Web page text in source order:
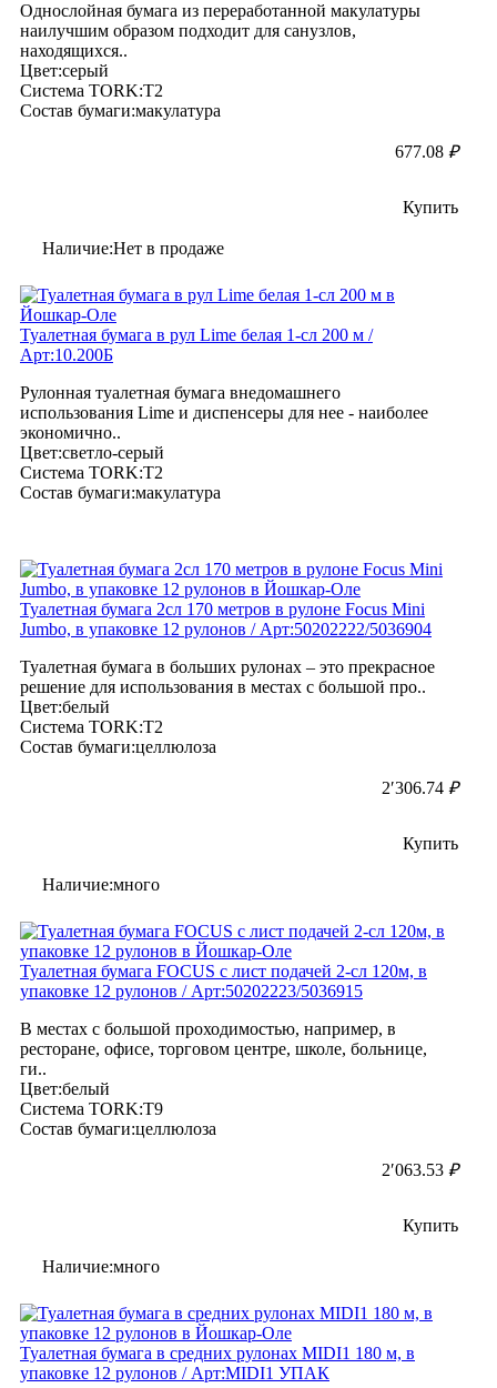
Однослойная бумага из переработанной макулатуры
наилучшим образом подходит для санузлов,
находящихся..
Цвет:серый
Система TORK:T2
Состав бумаги:макулатура
677.08 ₽
Купить
Наличие:Нет в продаже
Туалетная бумага в рул Lime белая 1-сл 200 м /
Арт:10.200Б
Рулонная туалетная бумага внедомашнего
использования Lime и диспенсеры для нее - наиболее
экономично..
Цвет:светло-серый
Система TORK:T2
Состав бумаги:макулатура
Туалетная бумага 2сл 170 метров в рулоне Focus Mini
Jumbo, в упаковке 12 рулонов / Арт:50202222/5036904
Туалетная бумага в больших рулонах – это прекрасное
решение для использования в местах с большой про..
Цвет:белый
Система TORK:T2
Состав бумаги:целлюлоза
2′306.74 ₽
Купить
Наличие:много
Туалетная бумага FOCUS с лист подачей 2-сл 120м, в
упаковке 12 рулонов / Арт:50202223/5036915
В местах с большой проходимостью, например, в
ресторане, офисе, торговом центре, школе, больнице,
ги..
Цвет:белый
Система TORK:T9
Состав бумаги:целлюлоза
2′063.53 ₽
Купить
Наличие:много
Туалетная бумага в средних рулонах MIDI1 180 м, в
упаковке 12 рулонов / Арт:MIDI1 УПАК